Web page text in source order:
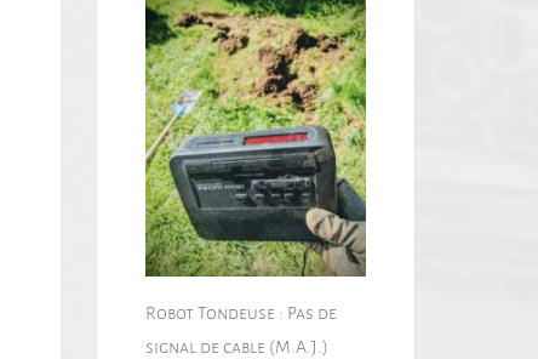
Robot Tondeuse : Pas de
signal de cable (M.A.J.)